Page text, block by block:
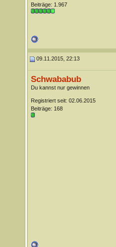
Beiträge: 1.967
09.11.2015, 22:13
Schwababub
Du kannst nur gewinnen
Registriert seit: 02.06.2015
Beiträge: 168